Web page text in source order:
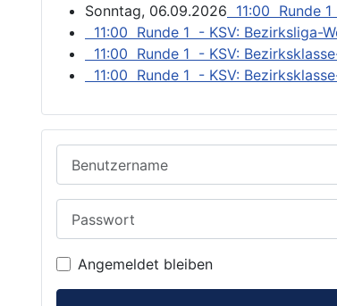
Sonntag, 06.09.2026 11:00 Runde
11:00 Runde 1 - KSV: Bezirksliga-
11:00 Runde 1 - KSV:
11:00 Runde 1 - KSV:
Angemeldet bleiben